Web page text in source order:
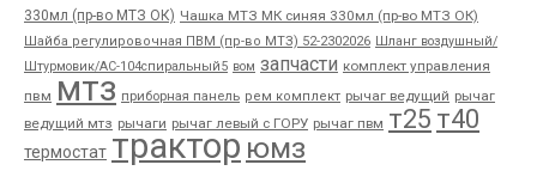
330мл (пр-во МТЗ ОК) Чашка МТЗ МК синяя 330мл (пр-во МТЗ ОК)
Шайба регулировочная ПВМ (пр-во МТЗ) 52-2302026 Шланг воздушный/
Штурмовик/АС-104спиральный5 вом запчасти комплект управления
пвм мтз приборная панель рем комплект рычаг ведущий рычаг
ведущий мтз рычаги рычаг левый с ГОРУ рычаг пвм т25 т40
термостат трактор юмз